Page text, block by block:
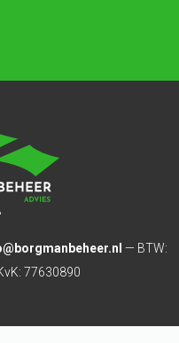
— BTW:
77630890